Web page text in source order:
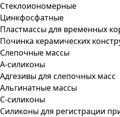
Стеклоиономерные
Цинкфосфатные
Пластмассы для временных
Починка керамических
Слепочные массы
А-силиконы
Адгезивы для слепочных масс
Альгинатные массы
С-силиконы
Силиконы для регистрации